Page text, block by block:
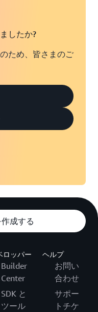
したか?
ため、皆さまのご
成する
ロッパー
Builder
Center
SDK と
ツール
ヘルプ
お問い
合わせ
サポー
トチケ